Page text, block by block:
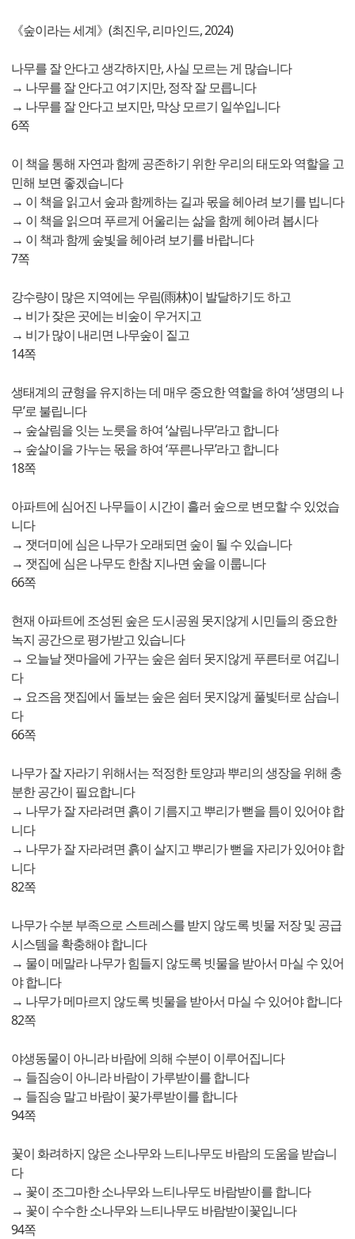
《숲이라는 세계》(최진우, 리마인드, 2024)
나무를 잘 안다고 생각하지만, 사실 모르는 게 많습니다
→ 나무를 잘 안다고 여기지만, 정작 잘 모릅니다
→ 나무를 잘 안다고 보지만, 막상 모르기 일쑤입니다
6쪽
이 책을 통해 자연과 함께 공존하기 위한 우리의 태도와 역할을 고
민해 보면 좋겠습니다
→ 이 책을 읽고서 숲과 함께하는 길과 몫을 헤아려 보기를 빕니다
→ 이 책을 읽으며 푸르게 어울리는 삶을 함께 헤아려 봅시다
→ 이 책과 함께 숲빛을 헤아려 보기를 바랍니다
7쪽
강수량이 많은 지역에는 우림(雨林)이 발달하기도 하고
→ 비가 잦은 곳에는 비숲이 우거지고
→ 비가 많이 내리면 나무숲이 짙고
14쪽
생태계의 균형을 유지하는 데 매우 중요한 역할을 하여 ‘생명의 나
무’로 불립니다
→ 숲살림을 잇는 노릇을 하여 ‘살림나무’라고 합니다
→ 숲살이을 가누는 몫을 하여 ‘푸른나무’라고 합니다
18쪽
아파트에 심어진 나무들이 시간이 흘러 숲으로 변모할 수 있었습
니다
→ 잿더미에 심은 나무가 오래되면 숲이 될 수 있습니다
→ 잿집에 심은 나무도 한참 지나면 숲을 이룹니다
66쪽
현재 아파트에 조성된 숲은 도시공원 못지않게 시민들의 중요한
녹지 공간으로 평가받고 있습니다
→ 오늘날 잿마을에 가꾸는 숲은 쉼터 못지않게 푸른터로 여깁니
다
→ 요즈음 잿집에서 돌보는 숲은 쉼터 못지않게 풀빛터로 삼습니
다
66쪽
나무가 잘 자라기 위해서는 적정한 토양과 뿌리의 생장을 위해 충
분한 공간이 필요합니다
→ 나무가 잘 자라려면 흙이 기름지고 뿌리가 뻗을 틈이 있어야 합
니다
→ 나무가 잘 자라려면 흙이 살지고 뿌리가 뻗을 자리가 있어야 합
니다
82쪽
나무가 수분 부족으로 스트레스를 받지 않도록 빗물 저장 및 공급
시스템을 확충해야 합니다
→ 물이 메말라 나무가 힘들지 않도록 빗물을 받아서 마실 수 있어
야 합니다
→ 나무가 메마르지 않도록 빗물을 받아서 마실 수 있어야 합니다
82쪽
야생동물이 아니라 바람에 의해 수분이 이루어집니다
→ 들짐승이 아니라 바람이 가루받이를 합니다
→ 들짐승 말고 바람이 꽃가루받이를 합니다
94쪽
꽃이 화려하지 않은 소나무와 느티나무도 바람의 도움을 받습니
다
→ 꽃이 조그마한 소나무와 느티나무도 바람받이를 합니다
→ 꽃이 수수한 소나무와 느티나무도 바람받이꽃입니다
94쪽